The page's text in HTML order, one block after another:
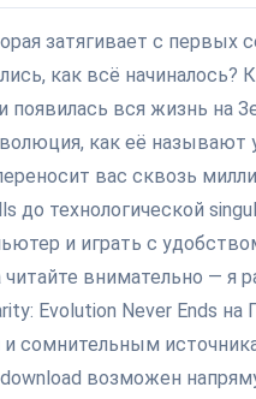
затягивает с первых
как всё начиналось?
появилась вся жизнь на
как её называют
вас сквозь
до технологической
и играть с
внимательно — я
Evolution Never Ends на
сомнительным
возможен